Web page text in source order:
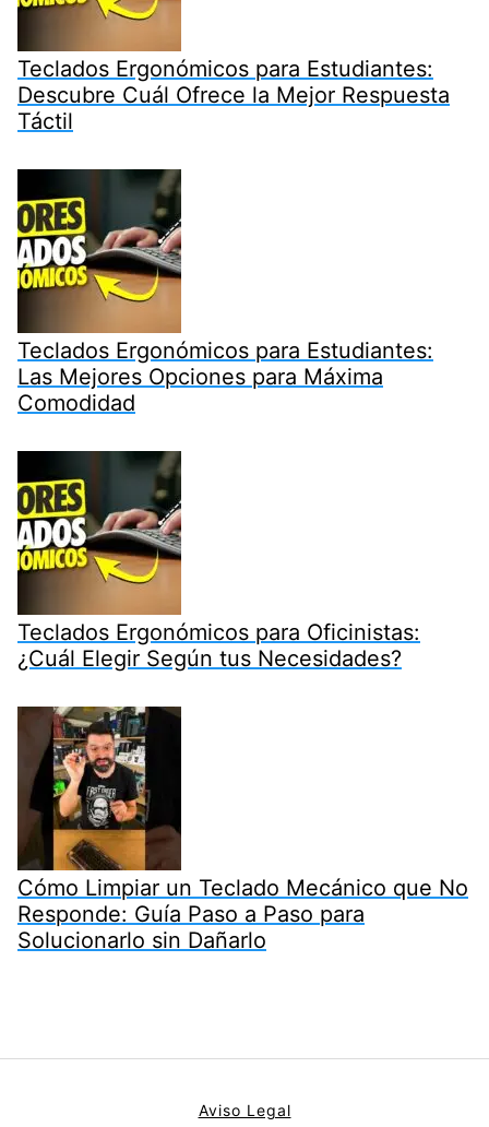
Teclados Ergonómicos para Estudiantes:
Descubre Cuál Ofrece la Mejor Respuesta
Táctil
Teclados Ergonómicos para Estudiantes:
Las Mejores Opciones para Máxima
Comodidad
Teclados Ergonómicos para Oficinistas:
¿Cuál Elegir Según tus Necesidades?
Cómo Limpiar un Teclado Mecánico que No
Responde: Guía Paso a Paso para
Solucionarlo sin Dañarlo
Aviso Legal